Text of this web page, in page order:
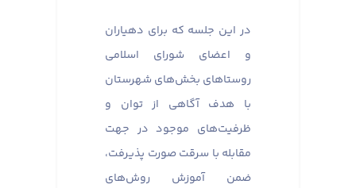
در این جلسه که برای دهیاران
و اعضای شورای اسلامی
روستاهای بخش‌های شهرستان
با هدف آگاهی از توان و
ظرفیت‌های موجود در جهت
مقابله با سرقت صورت پذیرفت،
ضمن آموزش روش‌های